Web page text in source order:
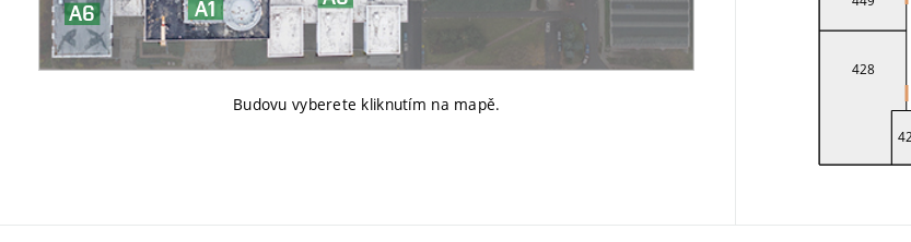
Budovu vyberete kliknutím na mapě.